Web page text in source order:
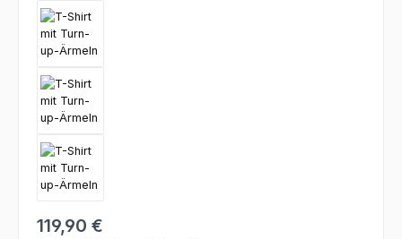
Regulärer Preis:
119,90 €